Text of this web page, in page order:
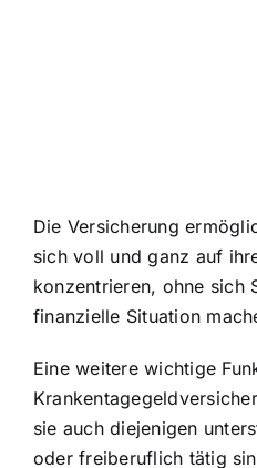
Die Versicherung
sich voll und ganz auf
konzentrieren, ohne sich
finanzielle Situation
Eine weitere wichtige
sie auch diejenigen
oder freiberuflich tätig